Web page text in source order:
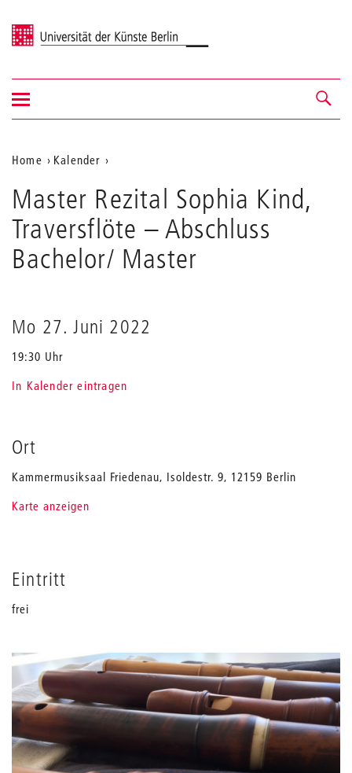
Universität der Künste Berlin
Navigation &
Suche
Navigation
ein-/ausblenden
Aktuelle
Position
auf
der
Webseite
Home
Kalender
Rezital
Sophia
Kind,
Traversflöte
Master Rezital Sophia Kind,
Traversflöte – Abschluss
Bachelor/ Master
Mo 27. Juni 2022
19:30 Uhr
In Kalender eintragen
Ort
Kammermusiksaal Friedenau, Isoldestr. 9, 12159 Berlin
Karte anzeigen
Eintritt
frei